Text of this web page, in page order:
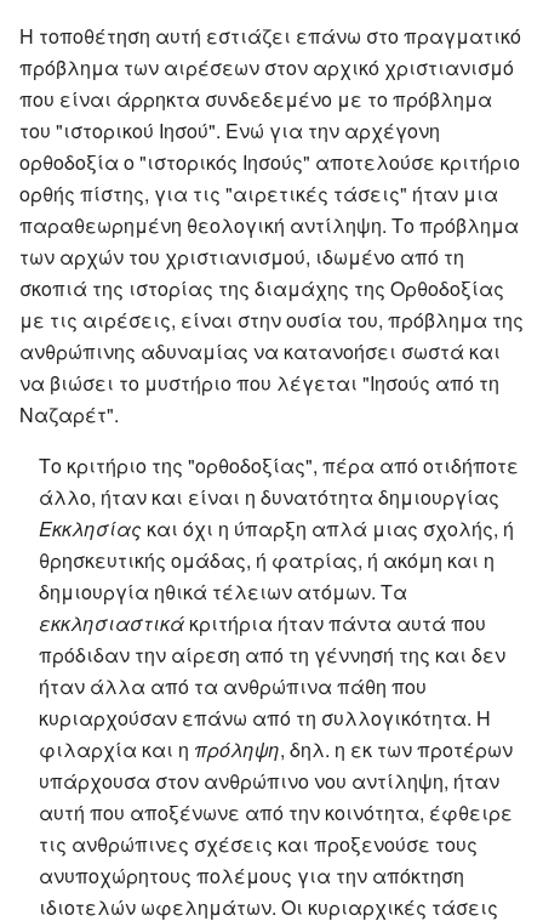
Η τοποθέτηση αυτή εστιάζει επάνω στο πραγματικό
πρόβλημα των αιρέσεων στον αρχικό χριστιανισμό
που είναι άρρηκτα συνδεδεμένο με το πρόβλημα
του "ιστορικού Ιησού". Ενώ για την αρχέγονη
ορθοδοξία ο "ιστορικός Ιησούς" αποτελούσε κριτήριο
ορθής πίστης, για τις "αιρετικές τάσεις" ήταν μια
παραθεωρημένη θεολογική αντίληψη. Το πρόβλημα
των αρχών του χριστιανισμού, ιδωμένο από τη
σκοπιά της ιστορίας της διαμάχης της Ορθοδοξίας
με τις αιρέσεις, είναι στην ουσία του, πρόβλημα της
ανθρώπινης αδυναμίας να κατανοήσει σωστά και
να βιώσει το μυστήριο που λέγεται "Ιησούς από τη
Ναζαρέτ".
Το κριτήριο της "ορθοδοξίας", πέρα από οτιδήποτε
άλλο, ήταν και είναι η δυνατότητα δημιουργίας
Εκκλησίας και όχι η ύπαρξη απλά μιας σχολής, ή
θρησκευτικής ομάδας, ή φατρίας, ή ακόμη και η
δημιουργία ηθικά τέλειων ατόμων. Τα
εκκλησιαστικά κριτήρια ήταν πάντα αυτά που
πρόδιδαν την αίρεση από τη γέννησή της και δεν
ήταν άλλα από τα ανθρώπινα πάθη που
κυριαρχούσαν επάνω από τη συλλογικότητα. Η
φιλαρχία και η πρόληψη, δηλ. η εκ των προτέρων
υπάρχουσα στον ανθρώπινο νου αντίληψη, ήταν
αυτή που αποξένωνε από την κοινότητα, έφθειρε
τις ανθρώπινες σχέσεις και προξενούσε τους
ανυποχώρητους πολέμους για την απόκτηση
ιδιοτελών ωφελημάτων. Οι κυριαρχικές τάσεις